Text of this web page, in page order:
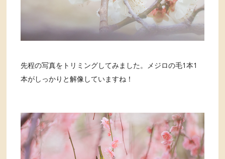
先程の写真をトリミングしてみました。メジロの毛1本1
本がしっかりと解像していますね！